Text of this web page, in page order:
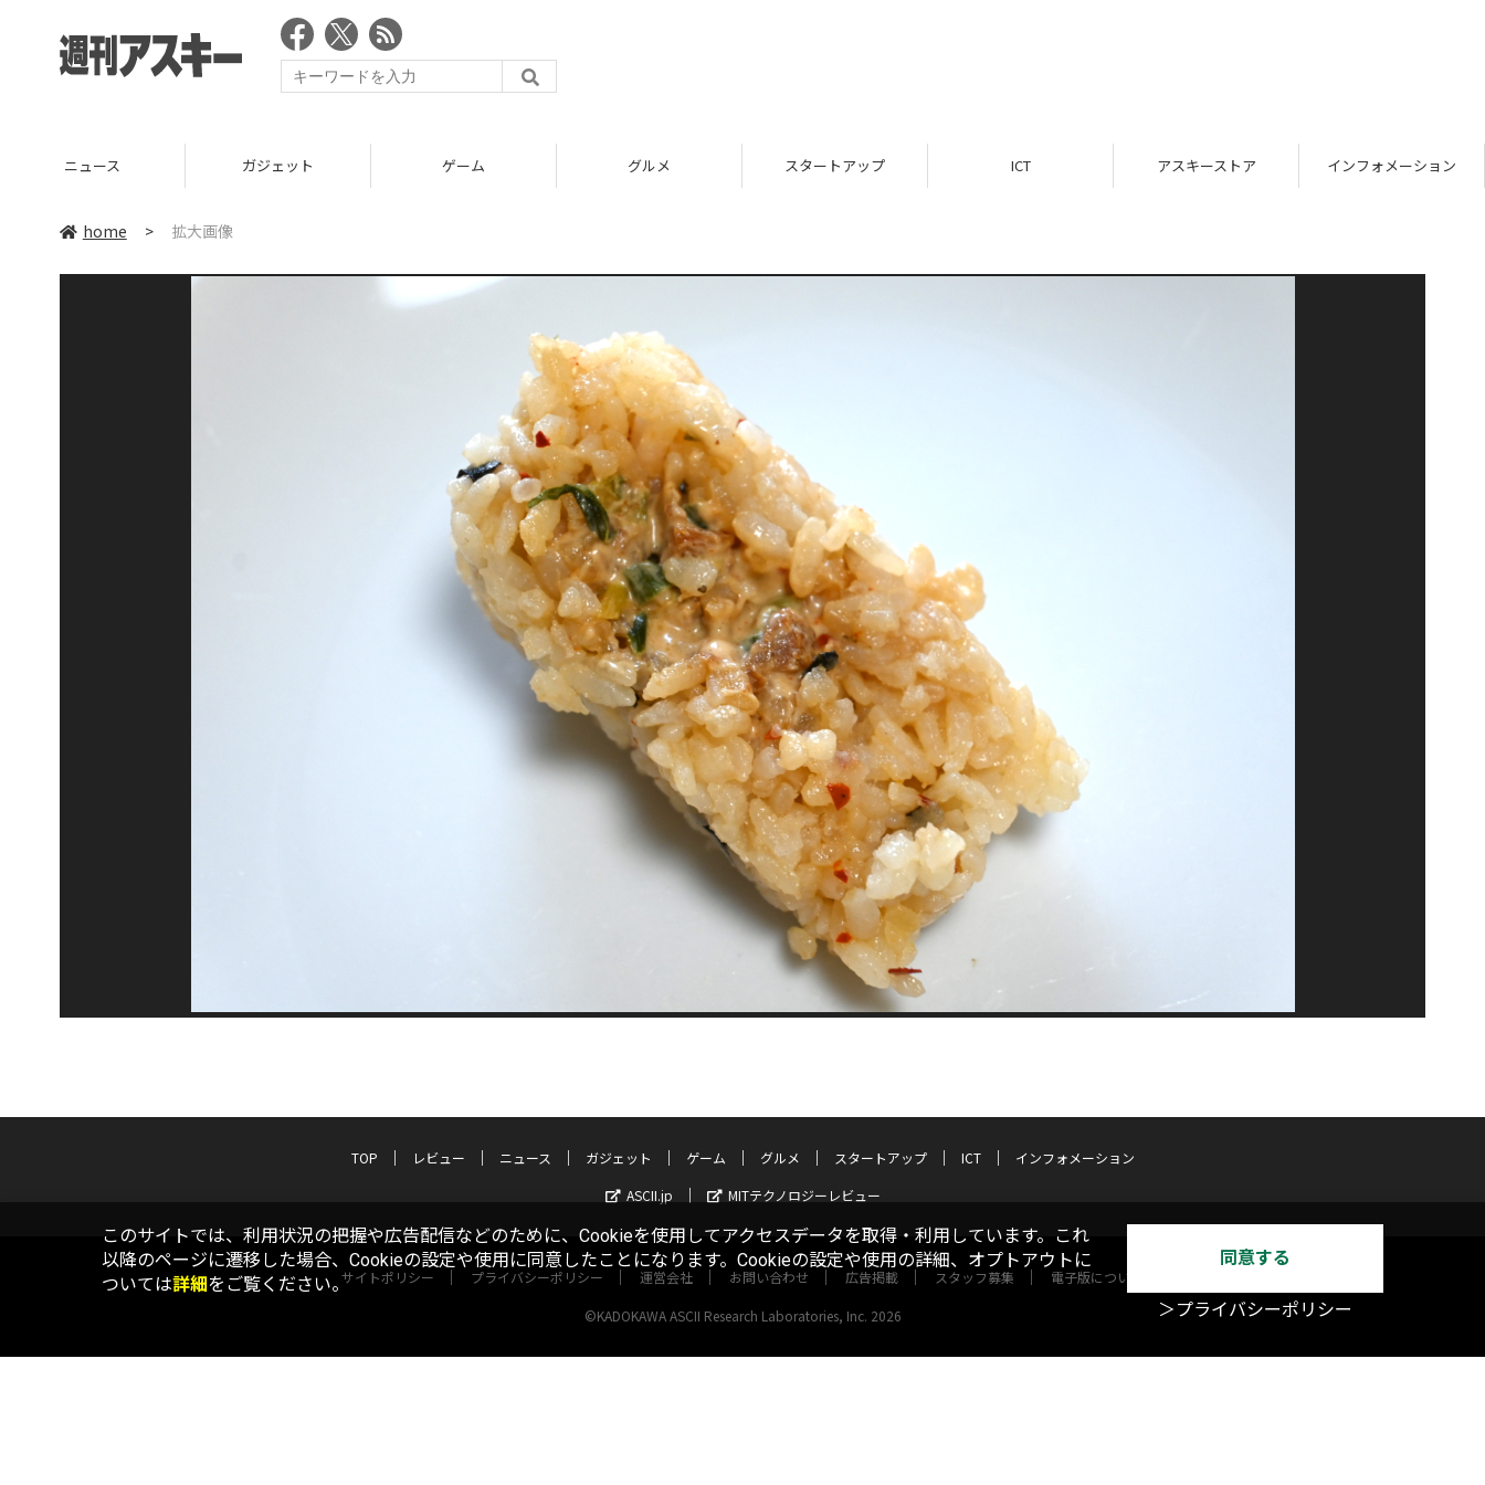
ニュース ガジェット ゲーム グルメ スタートアップ ICT アスキーストア インフォメーション
home > 拡大画像
TOP レビュー ニュース ガジェット ゲーム グルメ スタートアップ ICT
インフォメーション
ASCII.jp
MITテクノロジーレビュー
サイトポリシー プライバシーポリシー 運営会社 お問い合わせ 広告掲載 スタッフ募集 電子版について
©KADOKAWA ASCII Research Laboratories, Inc. 2026
このサイトでは、利用状況の把握や広告配信などのために、Cookieを使用してアクセスデータを取得・利用しています。これ
以降のページに遷移した場合、Cookieの設定や使用に同意したことになります。Cookieの設定や使用の詳細、オプトアウトに
ついては詳細をご覧ください。
同意する
＞プライバシーポリシー